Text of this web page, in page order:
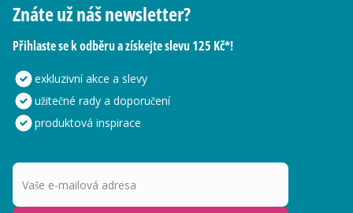
Znáte už náš newsletter?
Přihlaste se k odběru a získejte slevu 125 Kč*!
exkluzivní akce a slevy
užitečné rady a doporučení
produktová inspirace
Vaše e-mailová adresa